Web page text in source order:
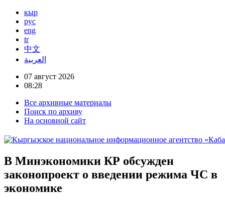
кыр
рус
eng
tr
中文
العربية
07 август 2026
08:28
Все архивные материалы
Поиск по архиву
На основной сайт
В Минэкономики КР обсужден
законопроект о введении режима ЧС в
экономике